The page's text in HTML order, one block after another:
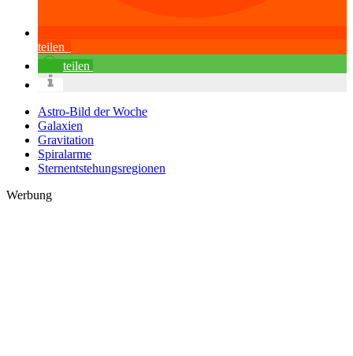
teilen
teilen
Astro-Bild der Woche
Galaxien
Gravitation
Spiralarme
Sternentstehungsregionen
Werbung